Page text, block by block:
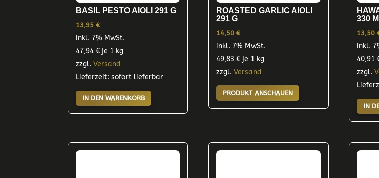
BASIL PESTO AIOLI 291 G
13,95€
inkl. 7% MwSt.
47,94€ je 1 kg
zzgl.Versand
Lieferzeit: sofort lieferbar
IN DEN WARENKORB
ROASTED GARLIC AIOLI
291 G
14,50€
inkl. 7% MwSt.
49,83€ je 1 kg
zzgl.Versand
PRODUKT ANSCHAUEN
330
13,50
inkl.
40,91
zzgl.
IN